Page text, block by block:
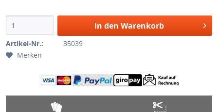
In den Warenkorb
Artikel-Nr.:
35039
Merken